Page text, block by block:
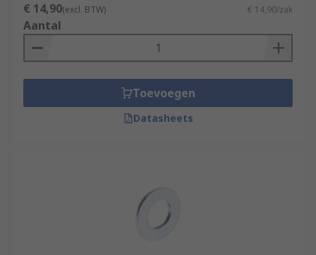
€ 14,90(excl. BTW) € 14,90/zak
Aantal
Toevoegen
Datasheets